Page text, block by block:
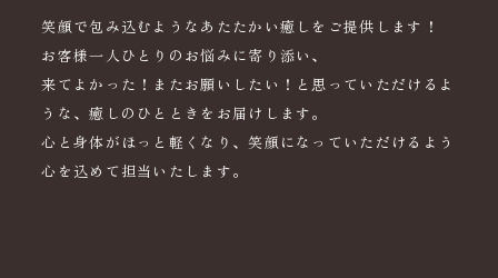
笑顔で包み込むようなあたたかい癒しをご提供します！
お客様一人ひとりのお悩みに寄り添い、
来てよかった！またお願いしたい！と思っていただけるよ
うな、癒しのひとときをお届けします。
心と身体がほっと軽くなり、笑顔になっていただけるよう
心を込めて担当いたします。